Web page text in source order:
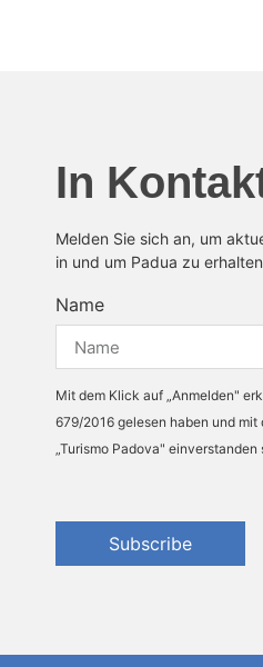
In
Melden Sie sich an, um
in und um Padua zu
Name
Mit dem Klick auf „Anmelden"
679/2016 gelesen haben und
„Turismo Padova" einverstanden
Subscribe